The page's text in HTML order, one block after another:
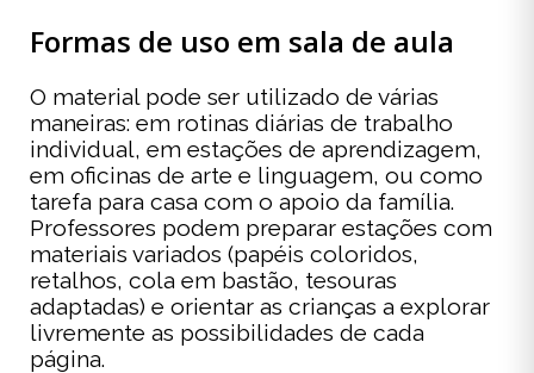
Formas de uso em sala de aula
O material pode ser utilizado de várias
maneiras: em rotinas diárias de trabalho
individual, em estações de aprendizagem,
em oficinas de arte e linguagem, ou como
tarefa para casa com o apoio da família.
Professores podem preparar estações com
materiais variados (papéis coloridos,
retalhos, cola em bastão, tesouras
adaptadas) e orientar as crianças a explorar
livremente as possibilidades de cada
página.